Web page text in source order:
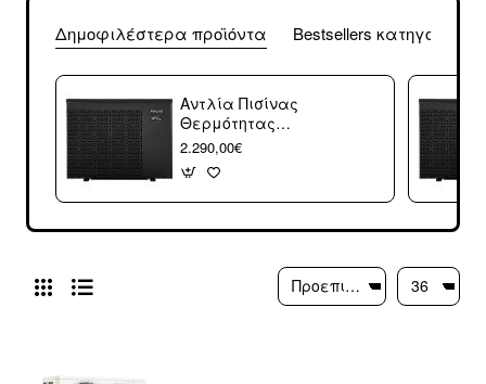
Δημοφιλέστερα προϊόντα Bestsellers κατηγορίας
Αντλία Πισίνας
Θερμότητας
Μονοφασική
Fairland 9kW (3
άτοκες δόσεις)
2.290,00€